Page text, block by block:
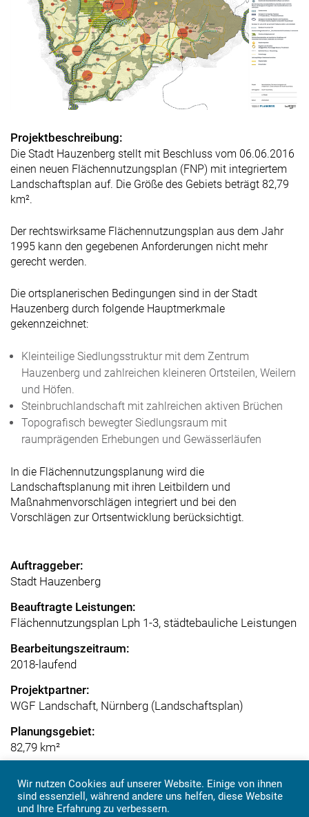
Projektbeschreibung:
Die Stadt Hauzenberg stellt mit Beschluss vom 06.06.2016
einen neuen Flächennutzungsplan (FNP) mit integriertem
Landschaftsplan auf. Die Größe des Gebiets beträgt 82,79
km².
Der rechtswirksame Flächennutzungsplan aus dem Jahr
1995 kann den gegebenen Anforderungen nicht mehr
gerecht werden.
Die ortsplanerischen Bedingungen sind in der Stadt
Hauzenberg durch folgende Hauptmerkmale
gekennzeichnet:
Kleinteilige Siedlungsstruktur mit dem Zentrum
Hauzenberg und zahlreichen kleineren Ortsteilen, Weilern
und Höfen.
Steinbruchlandschaft mit zahlreichen aktiven Brüchen
Topografisch bewegter Siedlungsraum mit
raumprägenden Erhebungen und Gewässerläufen
In die Flächennutzungsplanung wird die
Landschaftsplanung mit ihren Leitbildern und
Maßnahmenvorschlägen integriert und bei den
Vorschlägen zur Ortsentwicklung berücksichtigt.
Auftraggeber:
Stadt Hauzenberg
Beauftragte Leistungen:
Flächennutzungsplan Lph 1-3, städtebauliche Leistungen
Bearbeitungszeitraum:
2018-laufend
Projektpartner:
WGF Landschaft, Nürnberg (Landschaftsplan)
Planungsgebiet:
82,79 km²
Wir nutzen Cookies auf unserer Website. Einige von ihnen
sind essenziell, während andere uns helfen, diese Website
und Ihre Erfahrung zu verbessern.